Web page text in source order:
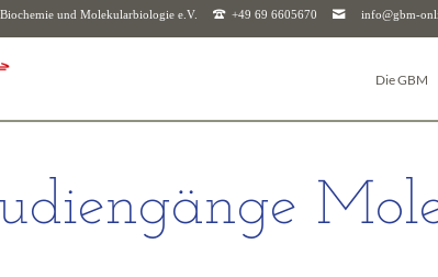
und Molekularbiologie e.V. +49 69 6605670 info@gbm-
Die GBM